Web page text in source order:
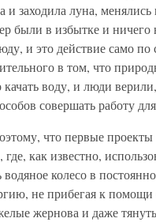
и заходила луна,
были в избытке и
и это действие само
в том, что
воду, и люди
совершать работу
что первые
где, как известно,
водяное колесо в
не прибегая к помощи
жернова и даже